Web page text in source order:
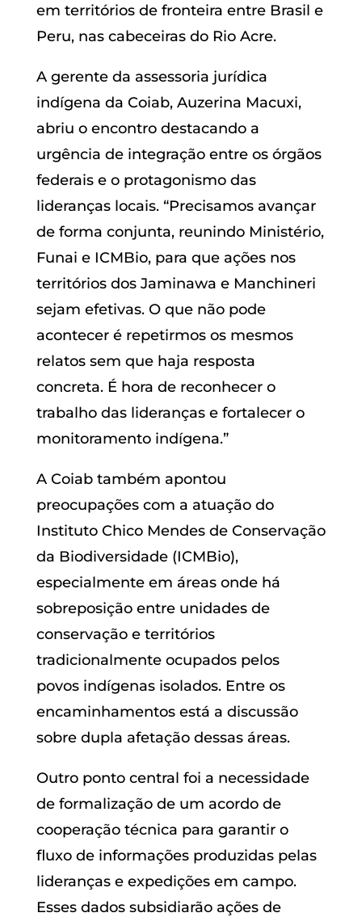
em territórios de fronteira entre Brasil e
Peru, nas cabeceiras do Rio Acre.
A gerente da assessoria jurídica
indígena da Coiab, Auzerina Macuxi,
abriu o encontro destacando a
urgência de integração entre os órgãos
federais e o protagonismo das
lideranças locais. “Precisamos avançar
de forma conjunta, reunindo Ministério,
Funai e ICMBio, para que ações nos
territórios dos Jaminawa e Manchineri
sejam efetivas. O que não pode
acontecer é repetirmos os mesmos
relatos sem que haja resposta
concreta. É hora de reconhecer o
trabalho das lideranças e fortalecer o
monitoramento indígena.”
A Coiab também apontou
preocupações com a atuação do
Instituto Chico Mendes de Conservação
da Biodiversidade (ICMBio),
especialmente em áreas onde há
sobreposição entre unidades de
conservação e territórios
tradicionalmente ocupados pelos
povos indígenas isolados. Entre os
encaminhamentos está a discussão
sobre dupla afetação dessas áreas.
Outro ponto central foi a necessidade
de formalização de um acordo de
cooperação técnica para garantir o
fluxo de informações produzidas pelas
lideranças e expedições em campo.
Esses dados subsidiarão ações de